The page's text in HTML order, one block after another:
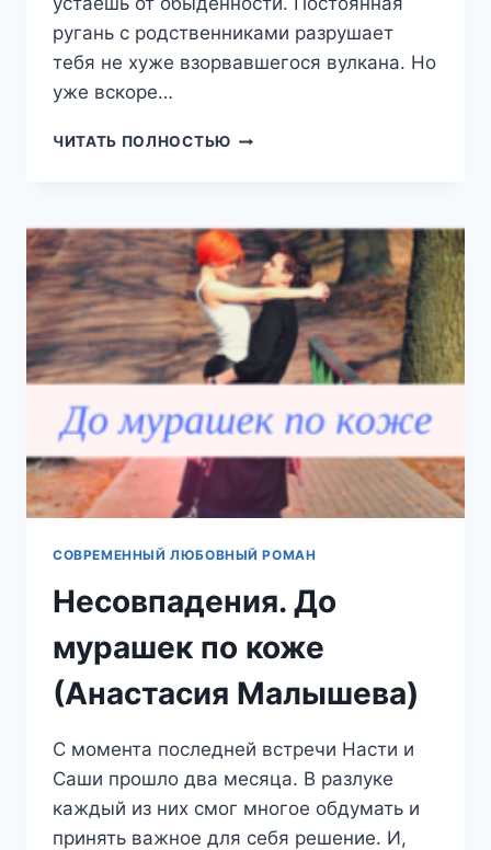
ругань с родственниками разрушает
тебя не хуже взорвавшегося вулкана. Но
уже вскоре…
ЧИТАТЬ ПОЛНОСТЬЮ В
(ЕКАТЕРИНА
ЮДИНА)
СОВРЕМЕННЫЙ ЛЮБОВНЫЙ РОМАН
Несовпадения. До
мурашек по коже
(Анастасия Малышева)
С момента последней встречи Насти и
Саши прошло два месяца. В разлуке
каждый из них смог многое обдумать и
принять важное для себя решение. И,